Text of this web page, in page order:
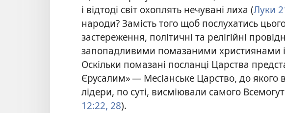
і відтоді світ охоплять нечувані лиха (Луки
народи? Замість того щоб послухатись
застереження, політичні та релігійні
запопадливими помазаними християнами і
Оскільки помазані посланці Царства
Єрусалим» — Месіанське Царство, до якого
лідери, по суті, висміювали самого
12:22, 28).